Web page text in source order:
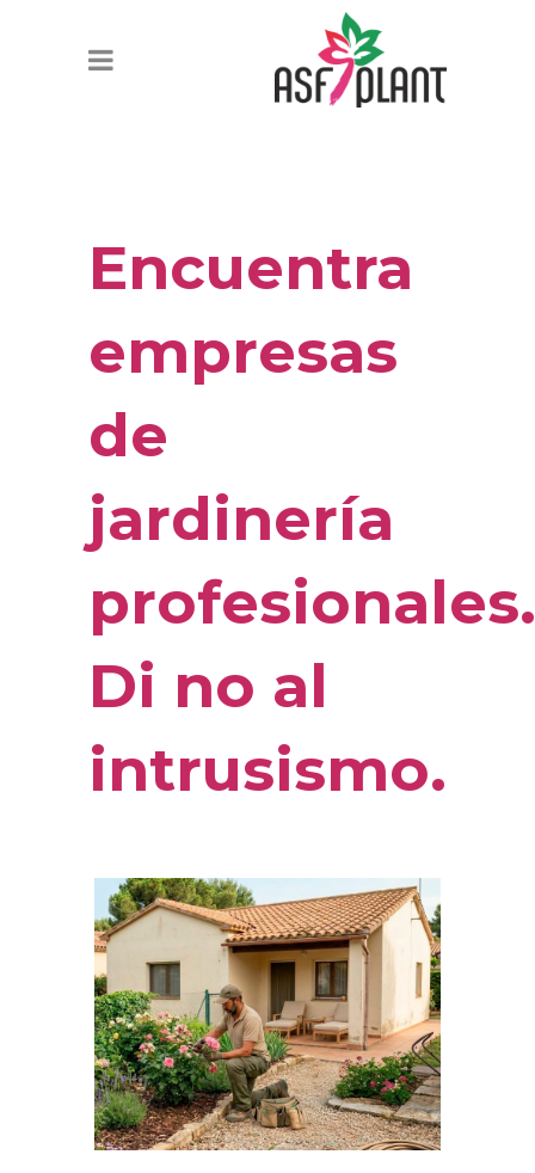
Encuentra
empresas
de
jardinería
profesionales.
Di no al
intrusismo.